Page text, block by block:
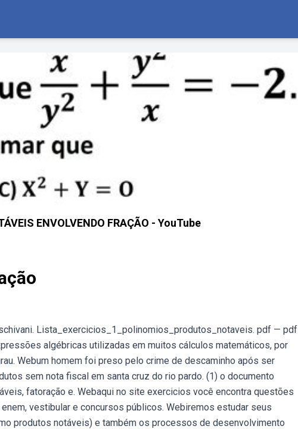
ENVOLVENDO FRAÇÃO - YouTube
Lista_exercicios_1_polinomios_produtos_notaveis. pdf — pdf
algébricas utilizadas em muitos cálculos matemáticos, por
Webum homem foi preso pelo crime de descaminho após ser
sem nota fiscal em santa cruz do rio pardo. (1) o documento
fatoração e. Webaqui no site exercicios você encontra questões
vestibular e concursos públicos. Webiremos estudar seus
produtos notáveis) e também os processos de desenvolvimento